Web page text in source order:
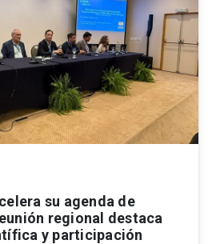
su agenda de
regional destaca
y participación